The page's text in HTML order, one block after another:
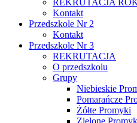
REKRUTACJA
Kontakt
Przedszkole Nr 2
Kontakt
Przedszkole Nr 3
REKRUTACJA
O przedszkolu
Grupy
Niebieskie
Pomarańcze
Żółte Promyki
Zielone